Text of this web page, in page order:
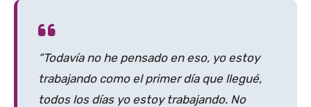
“Todavía no he pensado en eso, yo estoy
trabajando como el primer día que llegué,
todos los días yo estoy trabajando. No